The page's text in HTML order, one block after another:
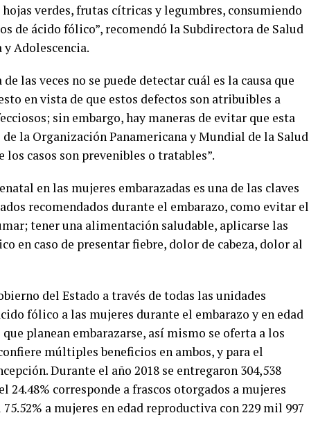
verdes, frutas cítricas y legumbres, consumiendo
de ácido fólico”, recomendó la Subdirectora de Salud
Adolescencia.
las veces no se puede detectar cuál es la causa que
en vista de que estos defectos son atribuibles a
sin embargo, hay maneras de evitar que esta
la Organización Panamericana y Mundial de la Salud
casos son prevenibles o tratables”.
en las mujeres embarazadas es una de las claves
recomendados durante el embarazo, como evitar el
tener una alimentación saludable, aplicarse las
en caso de presentar fiebre, dolor de cabeza, dolor al
del Estado a través de todas las unidades
fólico a las mujeres durante el embarazo y en edad
planean embarazarse, así mismo se oferta a los
múltiples beneficios en ambos, y para el
Durante el año 2018 se entregaron 304,538
24.48% corresponde a frascos otorgados a mujeres
a mujeres en edad reproductiva con 229 mil 997